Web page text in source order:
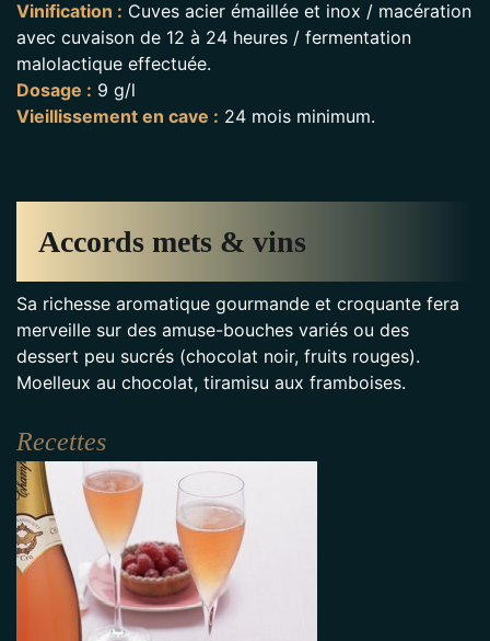
Vinification : Cuves acier émaillée et inox / macération
avec cuvaison de 12 à 24 heures / fermentation
malolactique effectuée.
Dosage : 9 g/l
Vieillissement en cave : 24 mois minimum.
Accords mets & vins
Sa richesse aromatique gourmande et croquante fera
merveille sur des amuse-bouches variés ou des
dessert peu sucrés (chocolat noir, fruits rouges).
Moelleux au chocolat, tiramisu aux framboises.
Recettes